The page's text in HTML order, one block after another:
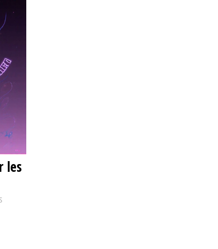
les